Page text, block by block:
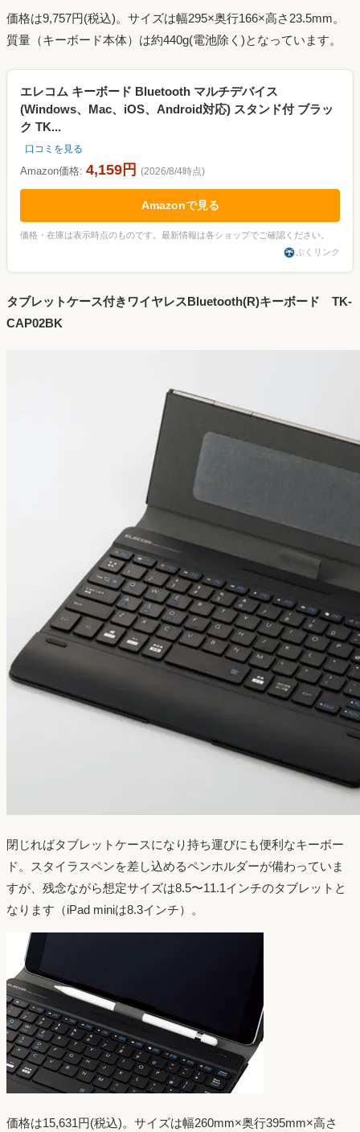
価格は9,757円(税込)。サイズは幅295×奥行166×高さ23.5mm。
質量（キーボード本体）は約440g(電池除く)となっています。
エレコム キーボード Bluetooth マルチデバイス
(Windows、Mac、iOS、Android対応) スタンド付 ブラッ
ク TK...
口コミを見る
Amazon価格: 4,159円 (2026/8/4時点)
Amazonで見る
価格・在庫は表示時点のものです。最新情報は各ショップでご確認ください。
ぷくリンク
タブレットケース付きワイヤレスBluetooth(R)キーボード TK-
CAP02BK
閉じればタブレットケースになり持ち運びにも便利なキーボー
ド。スタイラスペンを差し込めるペンホルダーが備わっていま
すが、残念ながら想定サイズは8.5〜11.1インチのタブレットと
なります（iPad miniは8.3インチ）。
価格は15,631円(税込)。サイズは幅260mm×奥行395mm×高さ